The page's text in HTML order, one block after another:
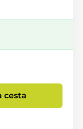
cesta